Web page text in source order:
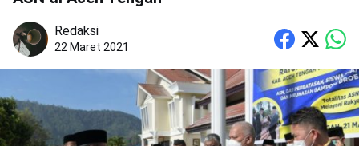
Redaksi
22 Maret 2021